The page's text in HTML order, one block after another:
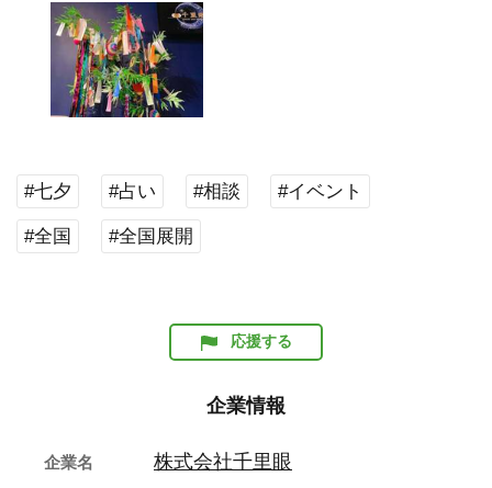
#七夕 #占い #相談 #イベント
#全国 #全国展開
応援する
企業情報
企業名 株式会社千里眼